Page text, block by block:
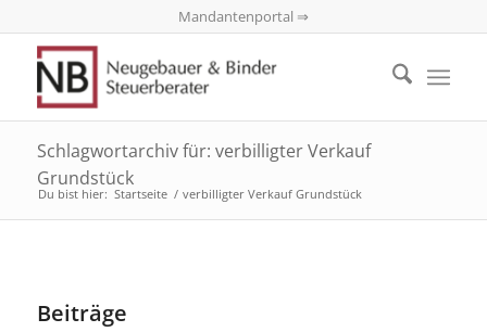
Mandantenportal ⇒
Schlagwortarchiv für: verbilligter Verkauf
Grundstück
Du bist hier: Startseite / verbilligter Verkauf Grundstück
Beiträge